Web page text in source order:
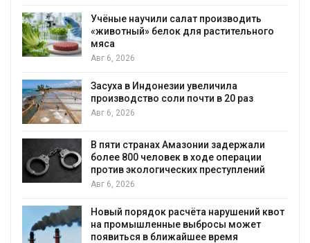
Учёные научили салат производить
«животный» белок для растительного
мяса
Авг 6, 2026
Засуха в Индонезии увеличила
производство соли почти в 20 раз
Авг 6, 2026
В пяти странах Амазонии задержали
более 800 человек в ходе операции
против экологических преступлений
Авг 6, 2026
Новый порядок расчёта нарушений квот
на промышленные выбросы может
появиться в ближайшее время